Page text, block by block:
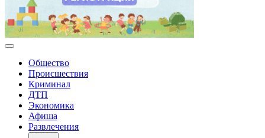
Общество
Происшествия
Криминал
ДТП
Экономика
Афиша
Развлечения